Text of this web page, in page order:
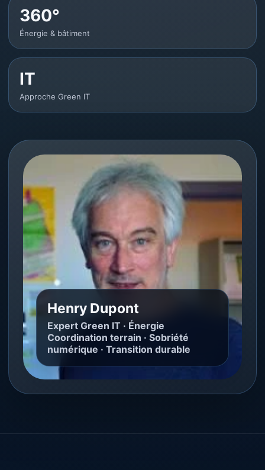
360°
Énergie & bâtiment
IT
Approche Green IT
Henry Dupont
Expert Green IT · Énergie
Coordination terrain · Sobriété
numérique · Transition durable